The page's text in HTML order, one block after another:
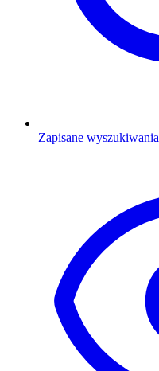
Zapisane wyszukiwania